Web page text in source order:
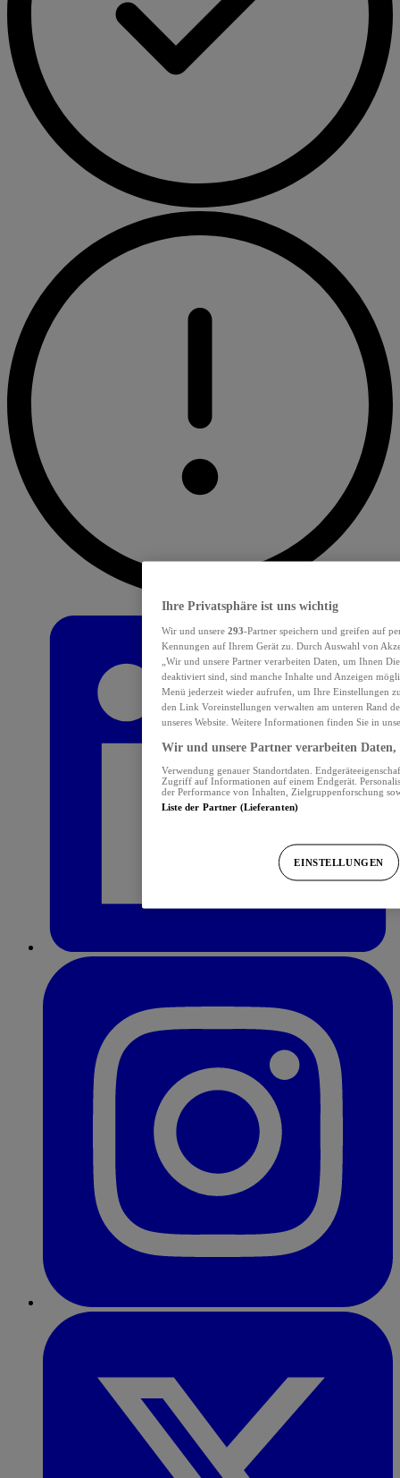
Ihre Privatsphäre ist uns wichtig
Wir und unsere 293-Partner speichern und greifen auf
Kennungen auf Ihrem Gerät zu. Durch Auswahl von
„Wir und unsere Partner verarbeiten Daten, um Ihnen
deaktiviert sind, sind manche Inhalte und Anzeigen
Menü jederzeit wieder aufrufen, um Ihre Einstellungen
den Link Voreinstellungen verwalten am unteren Rand
unseres Website. Weitere Informationen finden Sie in
Wir und unsere Partner verarbeiten Daten,
Verwendung genauer Standortdaten.
Zugriff auf Informationen auf einem Endgerät.
der Performance von Inhalten, Zielgruppenforschung
Liste der Partner (Lieferanten)
EINSTELLUNGEN